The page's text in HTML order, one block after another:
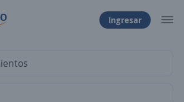
Ingresar